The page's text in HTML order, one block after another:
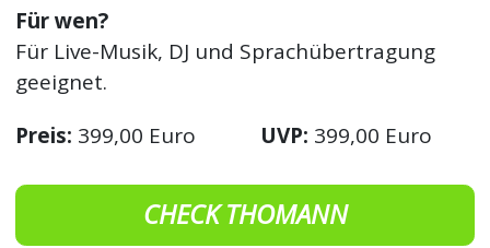
Für wen?
Für Live-Musik, DJ und Sprachübertragung
geeignet.
Preis: 399,00 Euro UVP: 399,00 Euro
CHECK THOMANN